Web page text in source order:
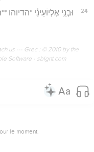
24
וּבְנֵ֣י אֶלְיוֹעֵינַ֗י *הדיוהו
--- Grec : © 2010 by the
Software - sblgnt.com
le moment.